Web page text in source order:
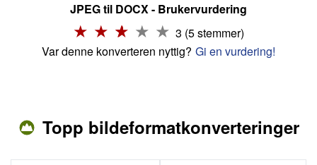
JPEG til DOCX - Brukervurdering
3 (5 stemmer)
Var denne konverteren nyttig? Gi en vurdering!
Topp bildeformatkonverteringer